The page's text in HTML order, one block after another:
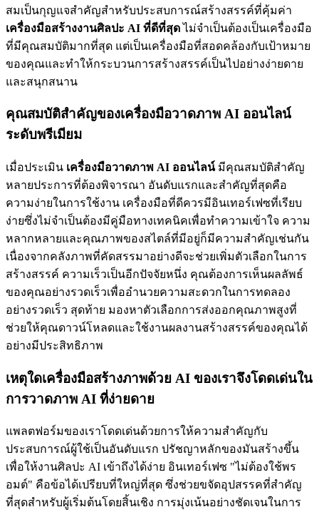
สมเป็นกุญแจสำคัญสำหรับประสบการณ์สร้างสรรค์ที่คุ้มค่า
เครื่องมือสร้างงานศิลปะ AI ที่ดีที่สุดไม่จำเป็นต้องเป็นเครื่องมือ
ที่มีคุณสมบัติมากที่สุด แต่เป็นเครื่องมือที่สอดคล้องกับเป้าหมาย
ของคุณและทำให้กระบวนการสร้างสรรค์เป็นไปอย่างง่ายดาย
และสนุกสนาน
คุณสมบัติสำคัญของเครื่องมือวาดภาพ AI ออนไลน์
ระดับพรีเมียม
เมื่อประเมิน เครื่องมือวาดภาพ AI ออนไลน์มีคุณสมบัติสำคัญ
หลายประการที่ต้องพิจารณา อันดับแรกและสำคัญที่สุดคือ
ความง่ายในการใช้งาน เครื่องมือที่ดีควรมีอินเทอร์เฟซที่เรียบ
ง่ายซึ่งไม่จำเป็นต้องมีคู่มือทางเทคนิคเพื่อทำความเข้าใจ ความ
หลากหลายและคุณภาพของสไตล์ที่มีอยู่ก็มีความสำคัญเช่นกัน
เนื่องจากคลังภาพที่คัดสรรมาอย่างดีจะช่วยเพิ่มตัวเลือกในการ
สร้างสรรค์ ความเร็วเป็นอีกปัจจัยหนึ่ง คุณต้องการเห็นผลลัพธ์
ของคุณอย่างรวดเร็วเพื่ออำนวยความสะดวกในการทดลอง
อย่างรวดเร็ว สุดท้าย มองหาตัวเลือกการส่งออกคุณภาพสูงที่
ช่วยให้คุณดาวน์โหลดและใช้งานผลงานสร้างสรรค์ของคุณได้
อย่างมีประสิทธิภาพ
เหตุใดเครื่องมือสร้างภาพด้วย AI ของเราจึงโดดเด่นใน
การวาดภาพ AI ที่ง่ายดาย
แพลตฟอร์มของเราโดดเด่นด้วยการให้ความสำคัญกับ
ประสบการณ์ผู้ใช้เป็นอันดับแรก ปรัชญาหลักของมันสร้างขึ้น
เพื่อให้งานศิลปะ AI เข้าถึงได้ง่าย อินเทอร์เฟซ "ไม่ต้องใช้พร
อมต์" คือข้อได้เปรียบที่ใหญ่ที่สุด ซึ่งช่วยขจัดอุปสรรคที่สำคัญ
ที่สุดสำหรับผู้เริ่มต้นโดยสิ้นเชิง การมุ่งเน้นอย่างชัดเจนในการ